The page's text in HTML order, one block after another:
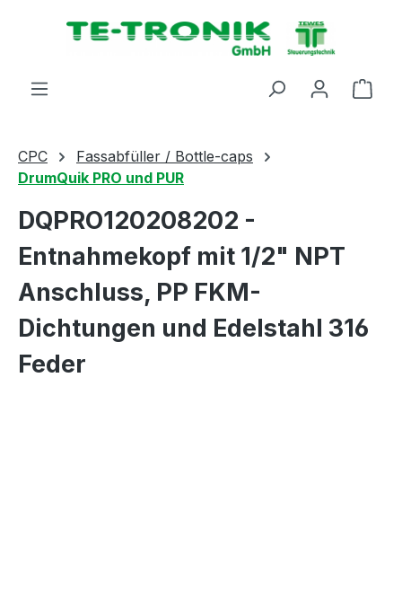
springen
CPC
Fassabfüller / Bottle-caps
DrumQuik PRO und PUR
DQPRO120208202 -
Entnahmekopf mit 1/2" NPT
Anschluss, PP FKM-
Dichtungen und Edelstahl 316
Feder